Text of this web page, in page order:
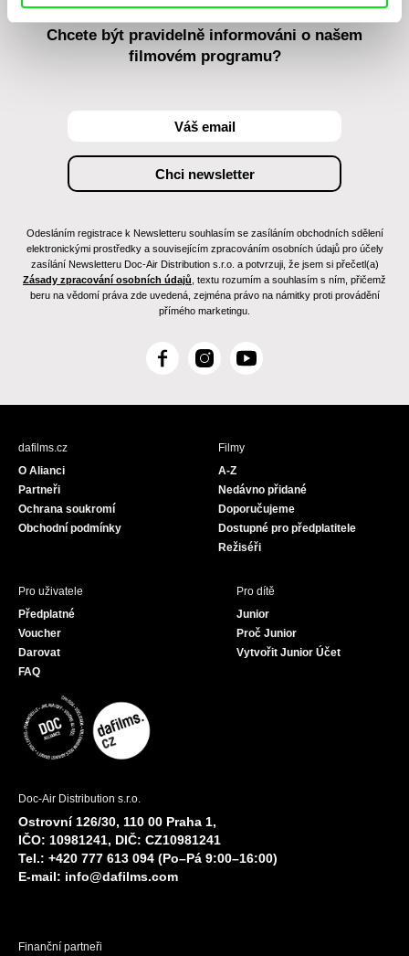
Chcete být pravidelně informováni o našem
filmovém programu?
Odesláním registrace k Newsletteru souhlasím se zasíláním obchodních sdělení
elektronickými prostředky a souvisejícím zpracováním osobních údajů pro účely
zasílání Newsletteru Doc-Air Distribution s.r.o. a potvrzuji, že jsem si přečetl(a)
Zásady zpracování osobních údajů , textu rozumím a souhlasím s ním, přičemž
beru na vědomí práva zde uvedená, zejména právo na námitky proti provádění
přímého marketingu.
F
c
I
s
Y
u
dafilms.cz
O Alianci
Partneři
Ochrana soukromí
Obchodní podmínky
Filmy
A-Z
Nedávno přidané
Doporučujeme
Dostupné pro předplatitele
Režiséři
Pro uživatele
Předplatné
Voucher
Darovat
FAQ
Pro dítě
Junior
Proč Junior
Vytvořit Junior Účet
Doc-Air Distribution s.r.o.
Ostrovní 126/30, 110 00 Praha 1,
IČO: 10981241, DIČ: CZ10981241
Tel.: +420 777 613 094 (Po–Pá 9:00–16:00)
E-mail: info@dafilms.com
Finanční partneři